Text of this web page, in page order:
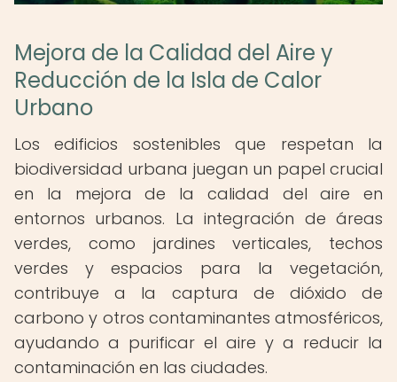
Mejora de la Calidad del Aire y
Reducción de la Isla de Calor
Urbano
Los edificios sostenibles que respetan la
biodiversidad urbana juegan un papel crucial
en la mejora de la calidad del aire en
entornos urbanos. La integración de áreas
verdes, como jardines verticales, techos
verdes y espacios para la vegetación,
contribuye a la captura de dióxido de
carbono y otros contaminantes atmosféricos,
ayudando a purificar el aire y a reducir la
contaminación en las ciudades.